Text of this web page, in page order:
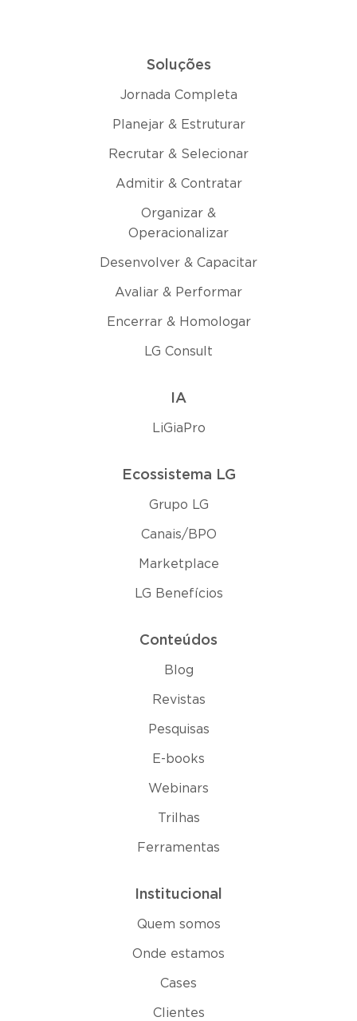
Soluções
Jornada Completa
Planejar & Estruturar
Recrutar & Selecionar
Admitir & Contratar
Organizar &
Operacionalizar
Desenvolver & Capacitar
Avaliar & Performar
Encerrar & Homologar
LG Consult
IA
LiGiaPro
Ecossistema LG
Grupo LG
Canais/BPO
Marketplace
LG Benefícios
Conteúdos
Blog
Revistas
Pesquisas
E-books
Webinars
Trilhas
Ferramentas
Institucional
Quem somos
Onde estamos
Cases
Clientes